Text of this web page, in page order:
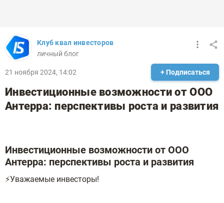
Клуб квал инвесторов
личный блог
21 ноября 2024, 14:02 + Подписаться
Инвестиционные возможности от ООО
Антерра: перспективы роста и развития
Инвестиционные возможности от ООО
Антерра: перспективы роста и развития
⚡Уважаемые инвесторы!